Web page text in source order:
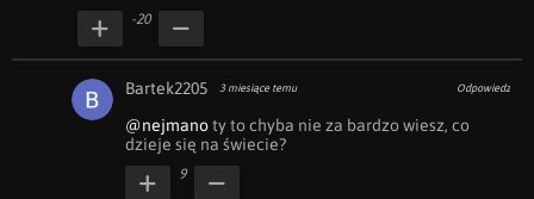
-20
Bartek2205 3 miesiące temu Odpowiedz
@nejmano ty to chyba nie za bardzo wiesz, co
dzieje się na świecie?
9